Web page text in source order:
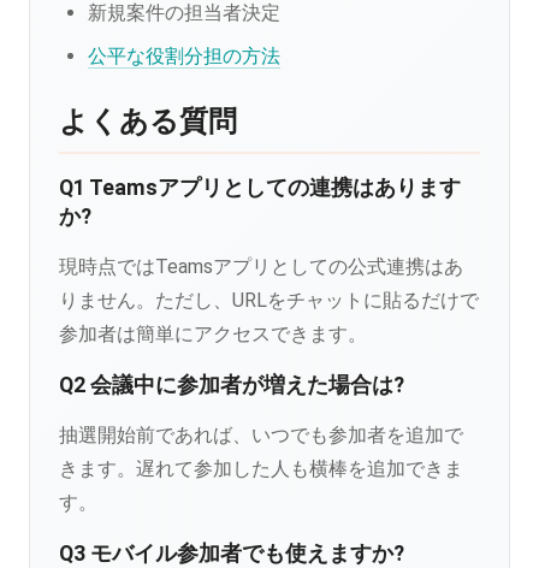
新規案件の担当者決定
公平な役割分担の方法
よくある質問
Q1 Teamsアプリとしての連携はあります
か?
現時点ではTeamsアプリとしての公式連携はあ
りません。ただし、URLをチャットに貼るだけで
参加者は簡単にアクセスできます。
Q2 会議中に参加者が増えた場合は?
抽選開始前であれば、いつでも参加者を追加で
きます。遅れて参加した人も横棒を追加できま
す。
Q3 モバイル参加者でも使えますか?